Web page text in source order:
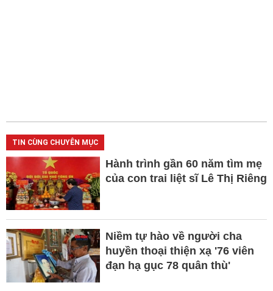
TIN CÙNG CHUYÊN MỤC
Hành trình gần 60 năm tìm mẹ
của con trai liệt sĩ Lê Thị Riêng
Niềm tự hào về người cha
huyền thoại thiện xạ '76 viên
đạn hạ gục 78 quân thù'